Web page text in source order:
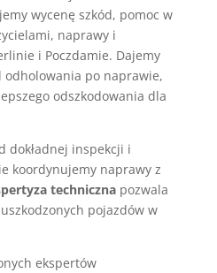
wycenę szkód, pomoc w
naprawy i
i Poczdamie. Dajemy
odholowania po naprawie,
odszkodowania dla
dokładnej inspekcji i
koordynujemy naprawy z
technicznapozwala
pojazdów w
ekspertów